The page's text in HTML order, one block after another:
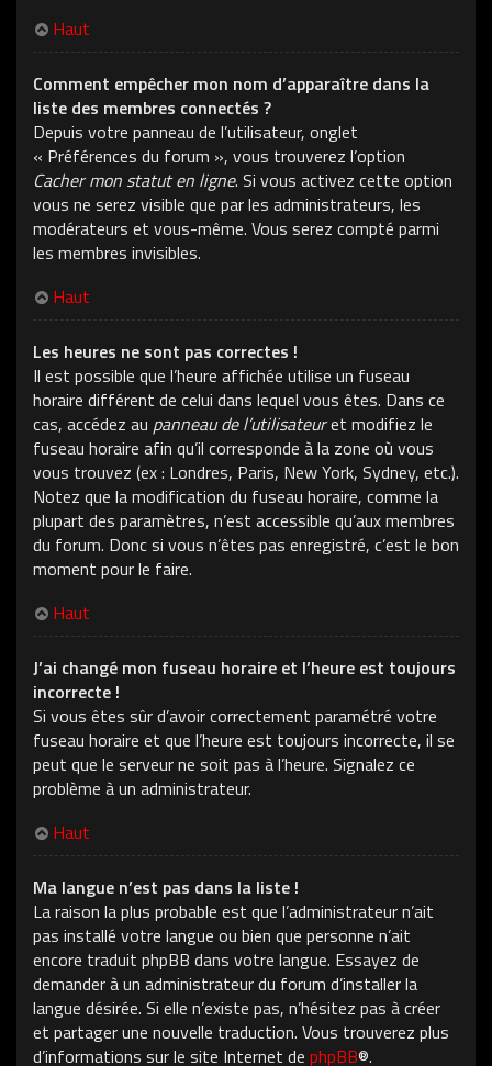
Haut
Comment empêcher mon nom d’apparaître dans la
liste des membres connectés ?
Depuis votre panneau de l’utilisateur, onglet
« Préférences du forum », vous trouverez l’option
Cacher mon statut en ligne. Si vous activez cette option
vous ne serez visible que par les administrateurs, les
modérateurs et vous-même. Vous serez compté parmi
les membres invisibles.
Haut
Les heures ne sont pas correctes !
Il est possible que l’heure affichée utilise un fuseau
horaire différent de celui dans lequel vous êtes. Dans ce
cas, accédez au panneau de l’utilisateuret modifiez le
fuseau horaire afin qu’il corresponde à la zone où vous
vous trouvez (ex : Londres, Paris, New York, Sydney, etc.).
Notez que la modification du fuseau horaire, comme la
plupart des paramètres, n’est accessible qu’aux membres
du forum. Donc si vous n’êtes pas enregistré, c’est le bon
moment pour le faire.
Haut
J’ai changé mon fuseau horaire et l’heure est toujours
incorrecte !
Si vous êtes sûr d’avoir correctement paramétré votre
fuseau horaire et que l’heure est toujours incorrecte, il se
peut que le serveur ne soit pas à l’heure. Signalez ce
problème à un administrateur.
Haut
Ma langue n’est pas dans la liste !
La raison la plus probable est que l’administrateur n’ait
pas installé votre langue ou bien que personne n’ait
encore traduit phpBB dans votre langue. Essayez de
demander à un administrateur du forum d’installer la
langue désirée. Si elle n’existe pas, n’hésitez pas à créer
et partager une nouvelle traduction. Vous trouverez plus
d’informations sur le site Internet de phpBB®.